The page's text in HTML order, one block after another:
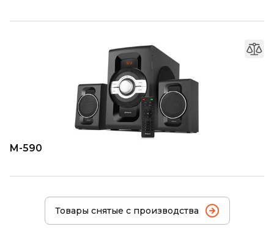
M-590
Товары снятые с производства